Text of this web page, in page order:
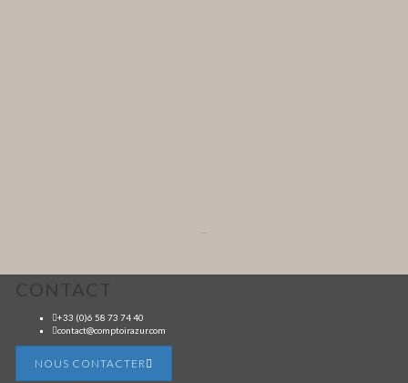
CONTACT
+33 (0)6 58 73 74 40
contact@comptoirazur.com
NOUS CONTACTER